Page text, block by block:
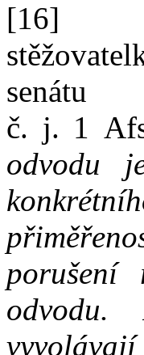
[16]
č. j. 1
odvodu
porušení
odvodu.